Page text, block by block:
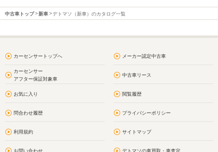
中古車トップ 新車 デトマソ（新車）のカタログ一覧
カーセンサートップへ メーカー認定中古車
カーセンサー
アフター保証対象車
中古車リース
お気に入り 閲覧履歴
問合わせ履歴 プライバシーポリシー
利用規約 サイトマップ
お問い合わせ デトマソの車買取・車査定